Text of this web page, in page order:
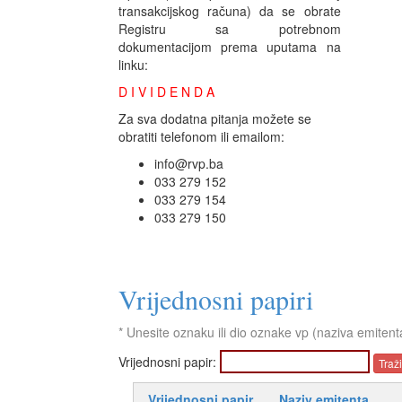
transakcijskog računa) da se obrate
Registru sa potrebnom
dokumentacijom prema uputama na
linku:
D I V I D E N D A
Za sva dodatna pitanja možete se
obratiti telefonom ili emailom:
info@rvp.ba
033 279 152
033 279 154
033 279 150
Vrijednosni papiri
* Unesite oznaku ili dio oznake vp (naziva
Vrijednosni papir: